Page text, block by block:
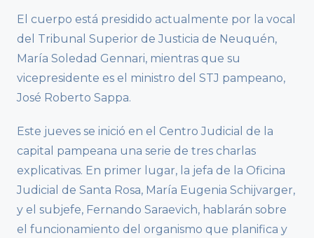
El cuerpo está presidido actualmente por la vocal
del Tribunal Superior de Justicia de Neuquén,
María Soledad Gennari, mientras que su
vicepresidente es el ministro del STJ pampeano,
José Roberto Sappa.
Este jueves se inició en el Centro Judicial de la
capital pampeana una serie de tres charlas
explicativas. En primer lugar, la jefa de la Oficina
Judicial de Santa Rosa, María Eugenia Schijvarger,
y el subjefe, Fernando Saraevich, hablarán sobre
el funcionamiento del organismo que planifica y